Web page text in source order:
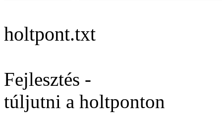
holtpont.txt
Fejlesztés -
túljutni a holtponton